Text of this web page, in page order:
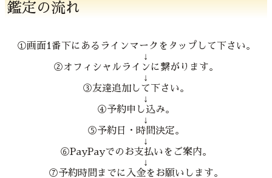
鑑定の流れ
①画面1番下にあるラインマークをタップして下さい。
↓
②オフィシャルラインに繋がります。
↓
③友達追加して下さい。
↓
④予約申し込み。
↓
⑤予約日・時間決定。
↓
⑥PayPayでのお支払いをご案内。
↓
⑦予約時間までに入金をお願いします。